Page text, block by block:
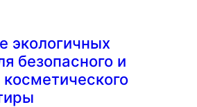
экологичных
безопасного и